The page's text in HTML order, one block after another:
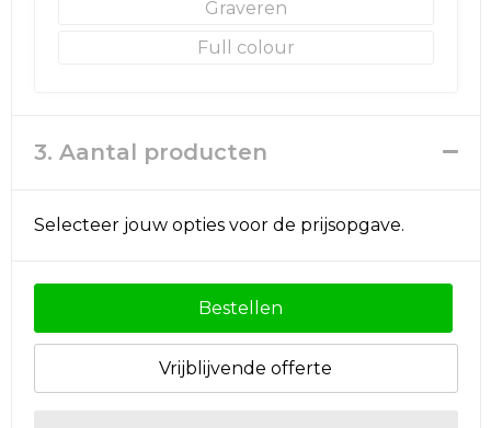
Graveren
Full colour
3. Aantal producten
Selecteer jouw opties voor de prijsopgave.
Bestellen
Vrijblijvende offerte